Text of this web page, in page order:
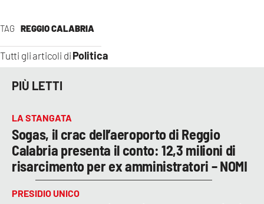
TAG REGGIO CALABRIA
Tutti gli articoli di Politica
PIÙ LETTI
LA STANGATA
Sogas, il crac dell’aeroporto di Reggio
Calabria presenta il conto: 12,3 milioni di
risarcimento per ex amministratori – NOMI
PRESIDIO UNICO